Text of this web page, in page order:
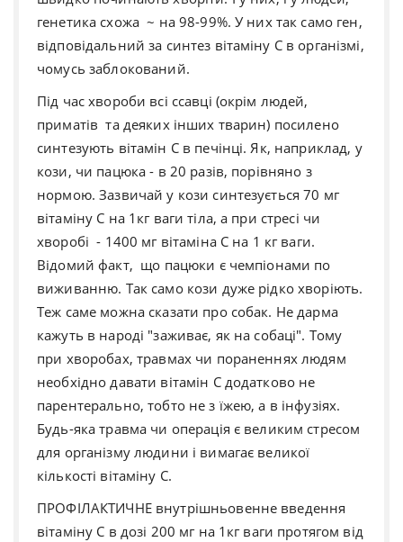
генетика схожа ~ на 98-99%. У них так само ген,
відповідальний за синтез вітаміну С в організмі,
чомусь заблокований.
Під час хвороби всі ссавці (окрім людей,
приматів та деяких інших тварин) посилено
синтезують вітамін С в печінці. Як, наприклад, у
кози, чи пацюка - в 20 разів, порівняно з
нормою. Зазвичай у кози синтезується 70 мг
вітаміну С на 1кгваги тіла, а при стресі чи
хворобі - 1400 мг вітаміна С на 1 кг ваги.
Відомий факт, що пацюки є чемпіонами по
виживанню. Так само кози дуже рідко хворіють.
Теж саме можна сказати про собак. Не дарма
кажуть в народі "заживає, як на собаці". Тому
при хворобах, травмах чи пораненнях людям
необхідно давати вітамін С додатково не
парентерально, тобто не з їжею, а в інфузіях.
Будь-яка травма чи операція є великим стресом
для організму людини і вимагає великої
кількості вітаміну С.
ПРОФІЛАКТИЧНЕ внутрішньовенне введення
вітаміну С в дозі 200 мг на 1кг ваги протягом від